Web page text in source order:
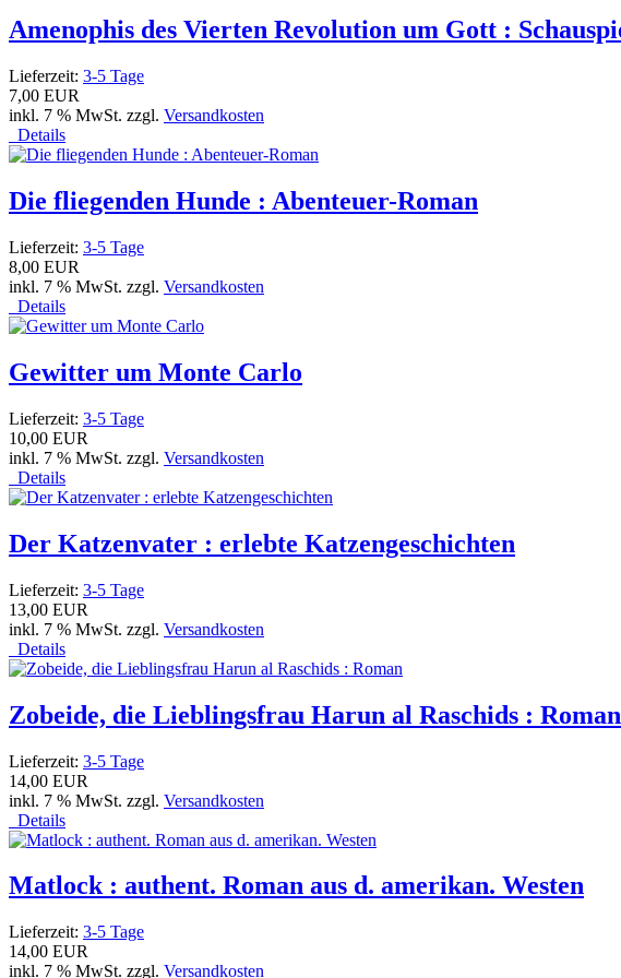
Amenophis des Vierten Revolution um Gott :
Lieferzeit: 3-5 Tage
7,00 EUR
inkl. 7 % MwSt. zzgl. Versandkosten
Details
Die fliegenden Hunde : Abenteuer-Roman
Lieferzeit: 3-5 Tage
8,00 EUR
inkl. 7 % MwSt. zzgl. Versandkosten
Details
Gewitter um Monte Carlo
Lieferzeit: 3-5 Tage
10,00 EUR
inkl. 7 % MwSt. zzgl. Versandkosten
Details
Der Katzenvater : erlebte Katzengeschichten
Lieferzeit: 3-5 Tage
13,00 EUR
inkl. 7 % MwSt. zzgl. Versandkosten
Details
Zobeide, die Lieblingsfrau Harun al Raschids : Roman
Lieferzeit: 3-5 Tage
14,00 EUR
inkl. 7 % MwSt. zzgl. Versandkosten
Details
Matlock : authent. Roman aus d. amerikan. Westen
Lieferzeit: 3-5 Tage
14,00 EUR
inkl. 7 % MwSt. zzgl. Versandkosten